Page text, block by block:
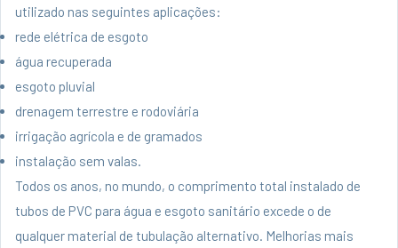
utilizado nas seguintes aplicações:
rede elétrica de esgoto
água recuperada
esgoto pluvial
drenagem terrestre e rodoviária
irrigação agrícola e de gramados
instalação sem valas.
Todos os anos, no mundo, o comprimento total instalado de
tubos de PVC para água e esgoto sanitário excede o de
qualquer material de tubulação alternativo. Melhorias mais